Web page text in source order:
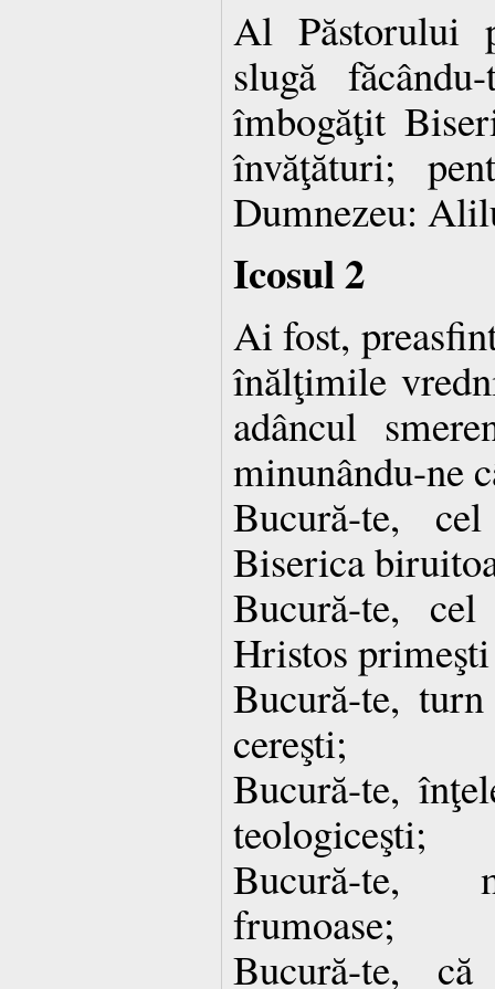
Al Păstorului
slugă
îmbogăţit
învăţături;
Dumnezeu:
Icosul 2
Ai fost,
înălţimile
adâncul
minunându-ne
Bucură-te,
Biserica
Bucură-te,
Hristos
Bucură-te,
cereşti;
Bucură-te,
teologiceşti;
Bucură-te,
frumoase;
Bucură-te,